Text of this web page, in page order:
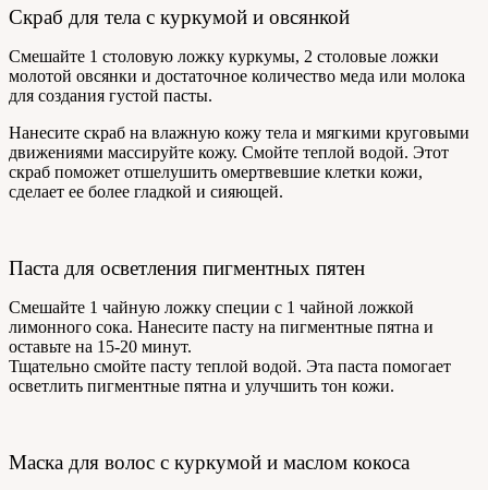
Скраб для тела с куркумой и овсянкой
Смешайте 1 столовую ложку куркумы, 2 столовые ложки
молотой овсянки и достаточное количество меда или молока
для создания густой пасты.
Нанесите скраб на влажную кожу тела и мягкими круговыми
движениями массируйте кожу. Смойте теплой водой. Этот
скраб поможет отшелушить омертвевшие клетки кожи,
сделает ее более гладкой и сияющей.
Паста для осветления пигментных пятен
Смешайте 1 чайную ложку специи с 1 чайной ложкой
лимонного сока. Нанесите пасту на пигментные пятна и
оставьте на 15-20 минут.
Тщательно смойте пасту теплой водой. Эта паста помогает
осветлить пигментные пятна и улучшить тон кожи.
Маска для волос с куркумой и маслом кокоса